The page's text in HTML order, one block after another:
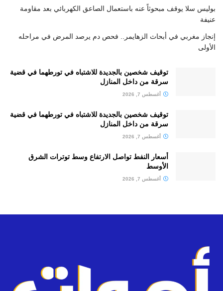
بوليس سلا يوقف مبحوثاً عنه باستعمال الصاعق الكهربائي بعد مقاومة
عنيفة
إنجاز مغربي في أبحاث الزهايمر.. فحص دم يرصد المرض في مراحله
الأولى
توقيف شخصين بالجديدة للاشتباه في تورطهما في قضية
سرقة من داخل المنازل
أغسطس 7, 2026
توقيف شخصين بالجديدة للاشتباه في تورطهما في قضية
سرقة من داخل المنازل
أغسطس 7, 2026
أسعار النفط تواصل الارتفاع وسط توترات الشرق
الأوسط
أغسطس 7, 2026